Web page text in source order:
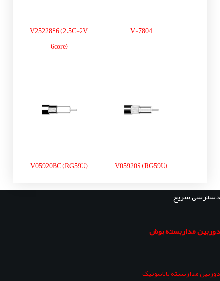
V-7804
V25228S6 (2.5C-2V
6core)
V05920S (RG59U)
V05920BC (RG59U)
دسترسی سریع
دوربین مداربسته بوش
دوربین مداربسته پاناسونیک